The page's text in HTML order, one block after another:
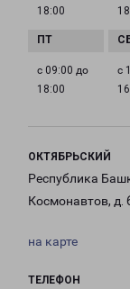
18:00
с 09:00 до
18:00
с
ОКТЯБРЬСКИЙ
Республика
Космонавтов, д.
на карте
ТЕЛЕФОН